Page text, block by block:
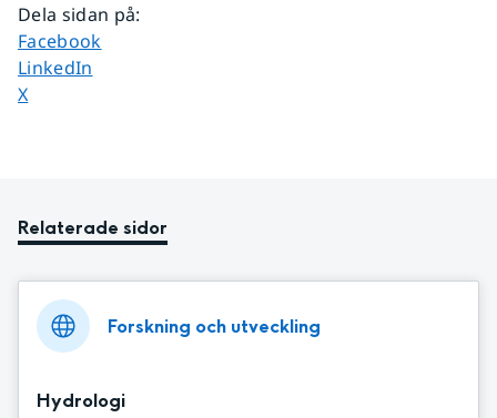
Dela sidan på:
Dela sidan på
Facebook
Dela sidan på
LinkedIn
Dela sidan på
X
Relaterade sidor
Forskning och utveckling
Hydrologi